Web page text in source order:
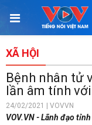
XÃ HỘI
Bệnh nhân tử
lần âm tính
24/02/2021 | VOVVN
VOV.VN - Lãnh đạo